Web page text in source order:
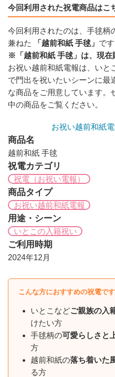
今回利用された祝電商品はこ
今回利用されたのは、手毬柄
兼ねた
「越前和紙 手毬」 です
※「越前和紙 手毬」は、現在
お祝い越前和紙電報は、いと
で門出を祝いたいシーンに最
な商品をご用意しています。
中の商品をご覧ください。
お祝い越前和紙
商品名
越前和紙 手毬
祝電カテゴリ
祝電（お祝い電報）
商品タイプ
お祝い越前和紙電報
用途・シーン
いとこの入籍祝い
ご利用時期
2024年12月
こんな方におすすめの祝電です
いとこなどご親族の入
けたい方
手毬柄の可愛らしさと
方
越前和紙の落ち着いた
る方